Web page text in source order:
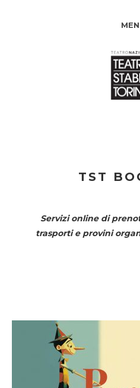
TST
Servizi online di
trasporti e provini